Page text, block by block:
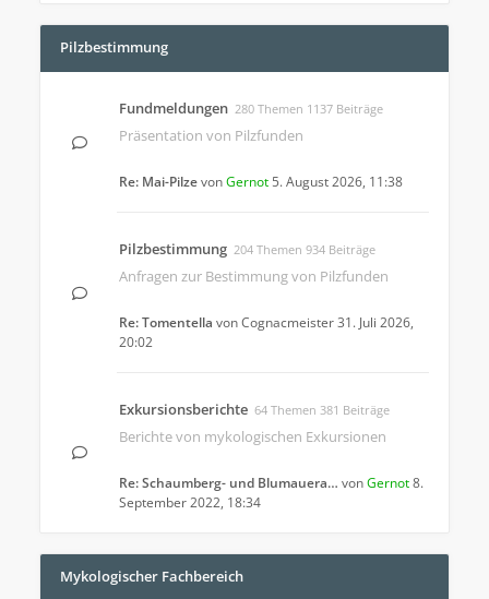
Pilzbestimmung
Fundmeldungen 280 Themen 1137 Beiträge
Präsentation von Pilzfunden
Re: Mai-PilzevonGernot 5. August 2026, 11:38
Pilzbestimmung 204 Themen 934 Beiträge
Anfragen zur Bestimmung von Pilzfunden
Re: Tomentella vonCognacmeister31. Juli 2026,
20:02
Exkursionsberichte 64 Themen 381 Beiträge
Berichte von mykologischen Exkursionen
Re: Schaumberg- und Blumauera… vonGernot8.
September 2022, 18:34
Mykologischer Fachbereich